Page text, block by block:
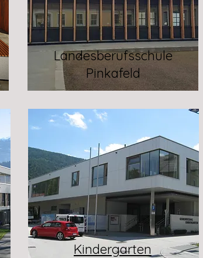
Landesberufsschule
Pinkafeld
Kindergarten